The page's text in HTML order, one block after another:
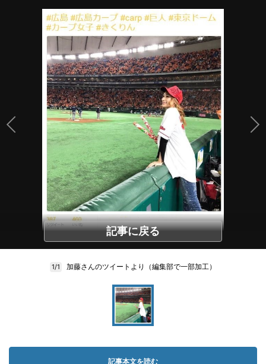
記事に戻る
1/1 加藤さんのツイートより（編集部で一部加工）
記事本文を読む